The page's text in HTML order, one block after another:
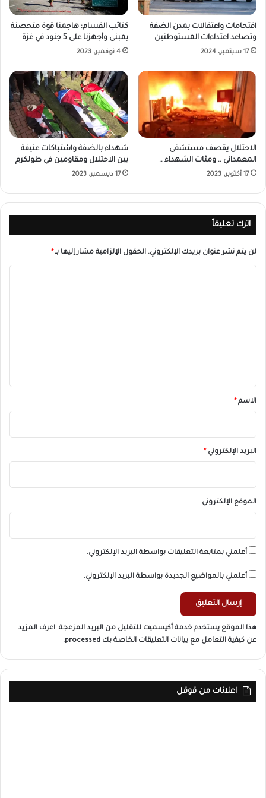
اقتحامات واعتقالات بمدن الضفة
وتصاعد اعتداءات المستوطنين
17 سبتمبر، 2024
كتائب القسام: هاجمنا قوة متحصنة
بمبنى وأجهزنا على 5 جنود في غزة
4 نوفمبر، 2023
الاحتلال يقصف مستشفى
المعمداني .. ومئات الشهداء ..
17 أكتوبر، 2023
شهداء بالضفة واشتباكات عنيفة
بين الاحتلال ومقاومين في طولكرم
17 ديسمبر، 2023
اترك تعليقاً
لن يتم نشر عنوان بريدك الإلكتروني. الحقول الإلزامية مشار إليها بـ*
*الاسم*
البريد الإلكتروني*
الموقع الإلكتروني
أعلمني بمتابعة التعليقات بواسطة البريد الإلكتروني.
أعلمني بالمواضيع الجديدة بواسطة البريد الإلكتروني.
هذا الموقع يستخدم خدمة أكيسميت للتقليل من البريد المزعجة. اعرف المزيد
عن كيفية التعامل مع بيانات التعليقات الخاصة بك processed
.
اعلانات من قوقل